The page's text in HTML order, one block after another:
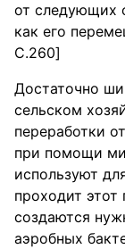
от следующих
как его
C.260]
Достаточно
сельском
переработки
при помощи
используют
проходит
создаются
аэробных